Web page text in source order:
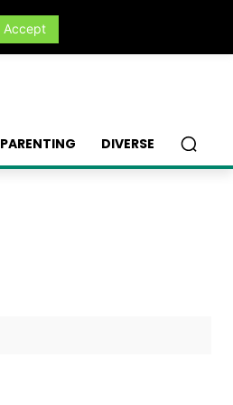
PARENTING DIVERSE
Accept